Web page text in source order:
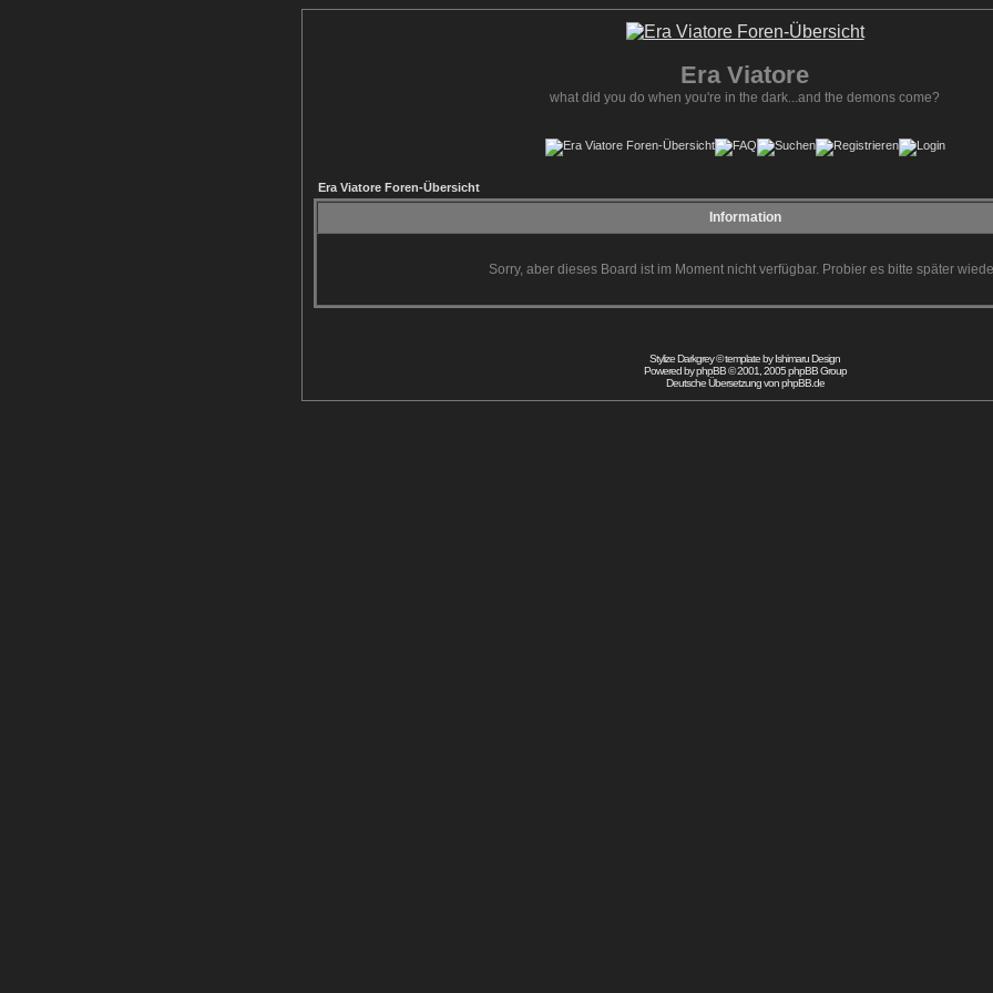
Era Viatore
what did you do when you're in the dark...and the demons come?
Era Viatore Foren-Übersicht
Information
Sorry, aber dieses Board ist im Moment nicht verfügbar. Probier es bitte später
Stylize Darkgrey © template byIshimaru Design
Powered byphpBB© 2001, 2005 phpBB Group
Deutsche Übersetzung vonphpBB.de